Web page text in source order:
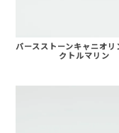
バースストーンキャニオリ
クトルマリン